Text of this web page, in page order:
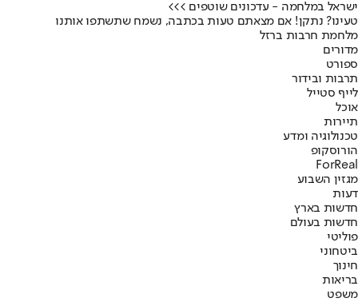
ישראל במלחמה - עדכונים שוטפים >>>
טעינו? נתקן! אם מצאתם טעות בכתבה, נשמח שתשתפו אותנו
מלחמת חרבות ברזל
מדורים
ספורט
תרבות ובידור
לייף סטייל
אוכל
תיירות
טכנולוגיה ומדע
הורוסקופ
ForReal
מגזין השבוע
דעות
חדשות בארץ
חדשות בעולם
פוליטי
ביטחוני
חינוך
בריאות
משפט